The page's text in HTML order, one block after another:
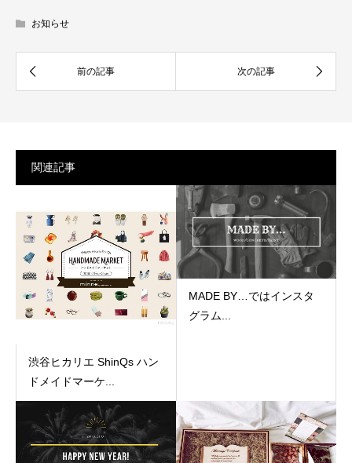
お知らせ
関連記事
渋谷ヒカリエ ShinQs ハン
ドメイドマーケ...
MADE BY…ではインスタ
グラム...